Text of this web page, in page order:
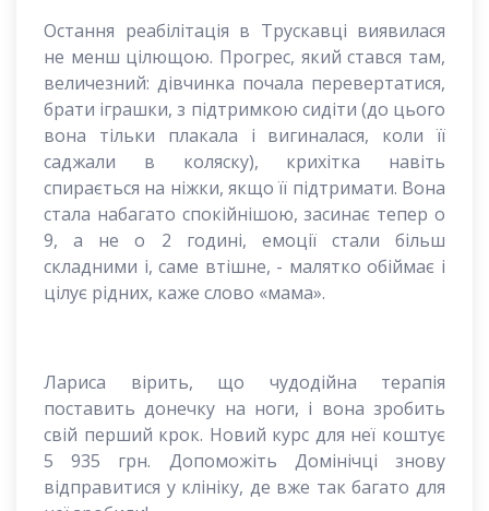
Остання реабілітація в Трускавці виявилася
не менш цілющою. Прогрес, який стався там,
величезний: дівчинка почала перевертатися,
брати іграшки, з підтримкою сидіти (до цього
вона тільки плакала і вигиналася, коли її
саджали в коляску), крихітка навіть
спирається на ніжки, якщо її підтримати. Вона
стала набагато спокійнішою, засинає тепер о
9, а не о 2 годині, емоції стали більш
складними і, саме втішне, - малятко обіймає і
цілує рідних, каже слово «мама».
Лариса вірить, що чудодійна терапія
поставить донечку на ноги, і вона зробить
свій перший крок. Новий курс для неї коштує
5 935 грн. Допоможіть Домінічці знову
відправитися у клініку, де вже так багато для